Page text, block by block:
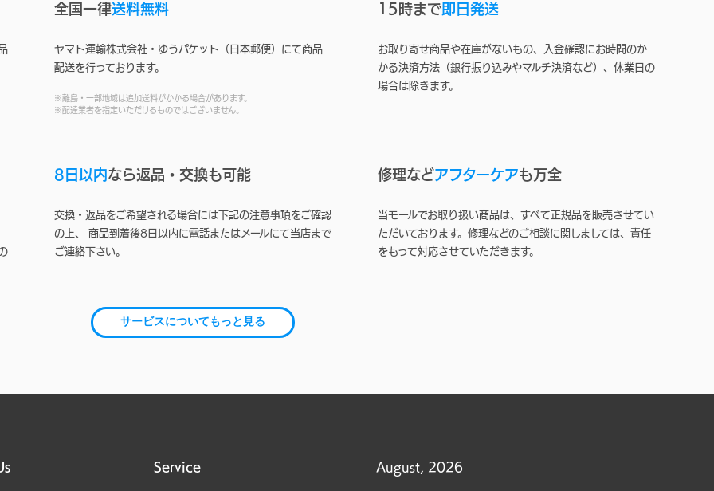
全国一律送料無料
ヤマト運輸株式会社・ゆうパケット（日本郵便）にて商品
配送を行っております。
※離島・一部地域は追加送料がかかる場合があります。
※配達業者を指定いただけるものではございません。
15時まで即日発送
お取り寄せ商品や在庫がないもの、入金確認にお時間のか
かる決済方法（銀行振り込みやマルチ決済など）、休業日の
場合は除きます。
8日以内なら返品・交換も可能
交換・返品をご希望される場合には下記の注意事項をご確認
の上、 商品到着後8日以内に電話またはメールにて当店まで
ご連絡下さい。
修理などアフターケアも万全
当モールでお取り扱い商品は、すべて正規品を販売させてい
ただいております。修理などのご相談に関しましては、責任
をもって対応させていただきます。
サービスについてもっと見る
Service August, 2026